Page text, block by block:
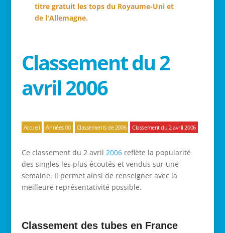
titre gratuit les tops du Royaume-Uni et
de l'Allemagne.
Classement du 2
avril 2006
Accueil Années 00 Classements de 2006 Classement du 2 avril 2006
Ce classement du 2 avril 2006reflète la popularité
des singles les plus écoutés et vendus sur une
semaine. Il permet ainsi de renseigner avec la
meilleure représentativité possible.
Classement des tubes en France